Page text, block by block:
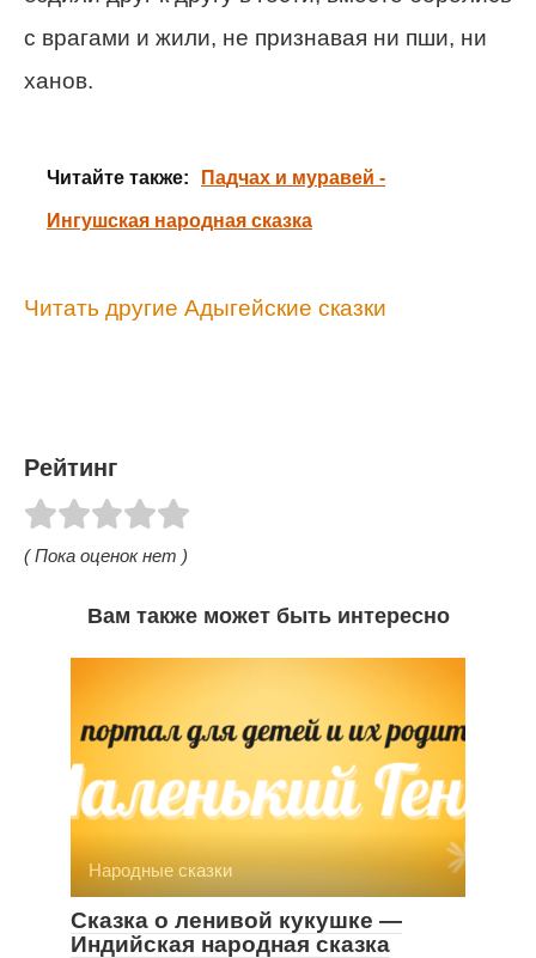
с врагами и жили, не признавая ни пши, ни
ханов.
Читайте также: Падчах и муравей -
Ингушская народная сказка
Читать другие Адыгейские сказки
Рейтинг
( Пока оценок нет )
Вам также может быть интересно
Народные сказки
Сказка о ленивой кукушке —
Индийская народная сказка